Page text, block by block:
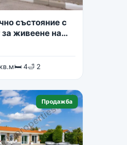
състояние с
живеене на
🛏 4🛁 2
Продажба